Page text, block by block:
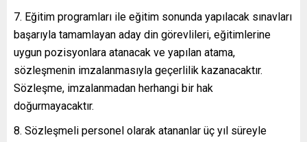
7. Eğitim programları ile eğitim sonunda yapılacak sınavları
başarıyla tamamlayan aday din görevlileri, eğitimlerine
uygun pozisyonlara atanacak ve yapılan atama,
sözleşmenin imzalanmasıyla geçerlilik kazanacaktır.
Sözleşme, imzalanmadan herhangi bir hak
doğurmayacaktır.
8. Sözleşmeli personel olarak atananlar üç yıl süreyle